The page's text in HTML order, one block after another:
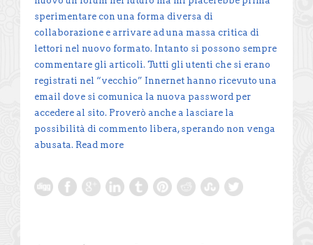
sperimentare con una forma diversa di
collaborazione e arrivare ad una massa critica di
lettori nel nuovo formato. Intanto si possono sempre
commentare gli articoli. Tutti gli utenti che si erano
registrati nel “vecchio” Innernet hanno ricevuto una
email dove si comunica la nuova password per
accedere al sito. Proverò anche a lasciare la
possibilità di commento libera, sperando non venga
abusata. Read more